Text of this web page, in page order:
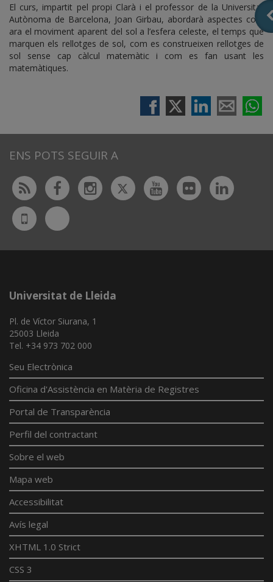
El curs, impartit pel propi Clarà i el professor de la Universitat
Autònoma de Barcelona, Joan Girbau, abordarà aspectes com
ara el moviment aparent del sol a l’esfera celeste, el temps que
marquen els rellotges de sol, com es construeixen rellotges de
sol sense cap càlcul matemàtic i com es fan usant les
matemàtiques.
ENS POTS SEGUIR A
Rss FacebookInstagram
TwitterYoutubeFlickr
UdL
App
Bluesky
Universitat de Lleida
Pl. de Víctor Siurana, 1
25003 Lleida
Tel. +34 973 702 000
Seu Electrònica
Oficina d'Assistència en Matèria de Registres
Portal de Transparència
Perfil del contractant
Sobre el web
Mapa web
Accessibilitat
Avís legal
XHTML 1.0 Strict
CSS 3